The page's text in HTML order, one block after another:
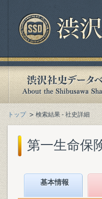
トップ 検索結果 - 社史詳細
第一生命保
基本情報